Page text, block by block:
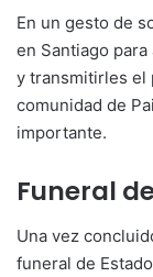
En un gesto de
en Santiago
y transmitirles el
comunidad de
importante.
Funeral
Una vez
funeral de